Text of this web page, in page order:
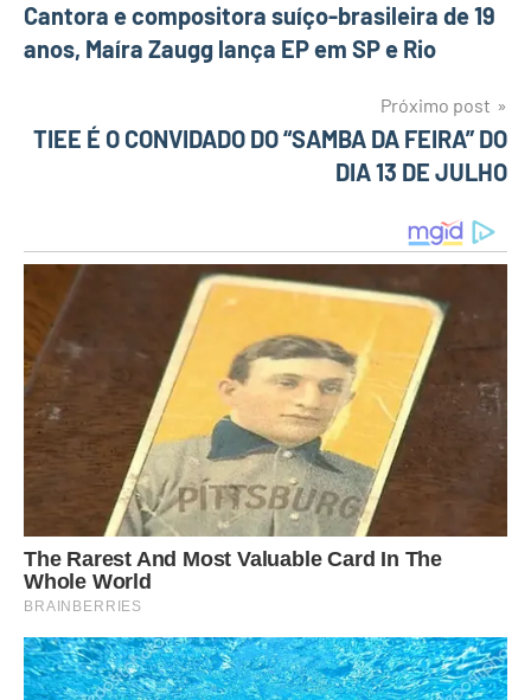
Navegação
de
Cantora e compositora suíço-brasileira de 19
anos, Maíra Zaugg lança EP em SP e Rio
Próximo post
TIEE É O CONVIDADO DO “SAMBA DA FEIRA” DO
DIA 13 DE JULHO